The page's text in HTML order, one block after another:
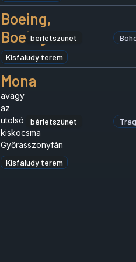
Boeing,
Boeing
Kisfaludy terem
bérletszünet
Mona
avagy
az
utolsó
kiskocsma
Győrasszonyfán
Kisfaludy terem
bérletszünet